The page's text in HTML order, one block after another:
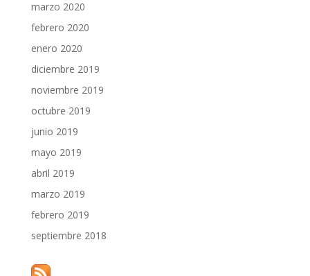
marzo 2020
febrero 2020
enero 2020
diciembre 2019
noviembre 2019
octubre 2019
junio 2019
mayo 2019
abril 2019
marzo 2019
febrero 2019
septiembre 2018